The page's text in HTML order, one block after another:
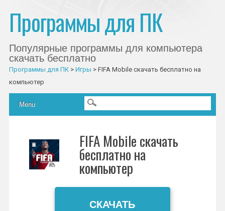
Программы для ПК
Популярные программы для компьютера
скачать бесплатно
Программы для ПК> Игры > FIFA Mobile скачать бесплатно на
компьютер
Главное меню
Skip to content
Menu
FIFA Mobile скачать
бесплатно на
компьютер
СКАЧАТЬ